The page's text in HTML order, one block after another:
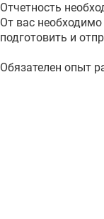
Отчетность
От вас
подготовить и
Обязателен опыт